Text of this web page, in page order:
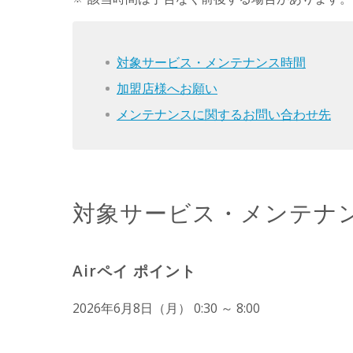
対象サービス・メンテナンス時間
加盟店様へお願い
メンテナンスに関するお問い合わせ先
対象サービス・メンテナ
Airペイ ポイント
2026年6月8日（月） 0:30 ～ 8:00